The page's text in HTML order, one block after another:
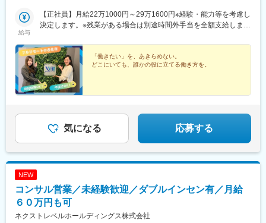
水戸市東京／東京都千代田区静岡／静岡県静岡市葵区名古屋／愛
知県名古屋市中村区岐阜／岐阜県高山市神戸／兵庫県神戸中央区
和歌山市三重／三重県多気郡彦根／滋賀県彦根市鳥取／鳥取県鳥
取市松江／島根県松江市岡山／岡山県岡山市北区広島／広島県広
島市中区下関／山口県下関市松山／愛媛県松山市徳島／徳島県徳
島市高松／香川県高松市福岡／福岡県福岡市中央区大分／大分県
大分市佐賀／佐賀県佐賀市長崎／長崎県長崎市熊本／熊本県熊本
近鉄名古屋駅、新島々駅、旧居留地・大丸前駅、京都駅、奈良
駅、和歌山市駅、漕代駅、彦根駅、鳥取駅、松江しんじ湖温泉
天神駅、大分駅、佐賀駅、長崎駅前駅、通町筋駅、宮崎駅、鹿児
島中央駅前駅、てだこ浦西駅、高槻市駅、札幌駅、あおば通駅、
片原町駅(富山県)、宇都宮駅東口駅、淡路町駅、日吉町駅、名古屋
駅、三宮・花時計前駅、七条駅、近鉄奈良駅、郵便局前駅、県庁
前駅(広島県)、西鉄福岡駅、五島町駅、水道町駅、鹿児島中央駅、
名鉄名古屋駅、貿易センター駅、西川緑道公園駅、紙屋町西駅、
市役所前駅(愛媛県)、天神南駅、長崎駅(長崎県)、熊本城・市役所
前駅、都通駅
給与
【正社員】月給22万1000円～29万1600円※経験・能力等を考慮し
決定します。※残業がある場合は別途時間外手当を全額支給しま
♪【アルバイト・パート】時給1300円～1800円
「働きたい」を、あきらめない。
どこにいても、誰かの役に立てる働き方を。
気になる 応募する
NEW
コンサル営業／未経験歓迎／ダブルインセン有／月給
６０万円も可
ネクストレベルホールディングス株式会社